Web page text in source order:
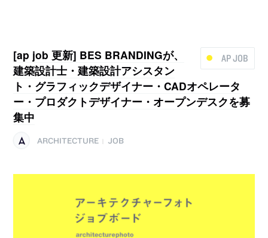
AP JOB
[ap job 更新] BES BRANDINGが、
建築設計士・建築設計アシスタン
ト・グラフィックデザイナー・CADオペレータ
ー・プロダクトデザイナー・オープンデスクを募
集中
ARCHITECTURE JOB